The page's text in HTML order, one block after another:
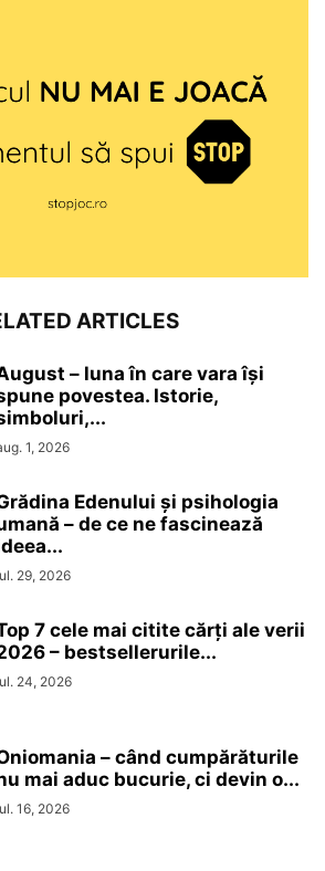
ARTICLES
– luna în care vara își
povestea. Istorie,
1, 2026
Edenului și psihologia
– de ce ne fascinează
29, 2026
7 cele mai citite cărți ale verii
– bestsellerurile...
24, 2026
– când cumpărăturile
mai aduc bucurie, ci devin o...
16, 2026